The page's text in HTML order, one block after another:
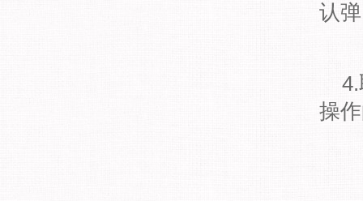
认
操